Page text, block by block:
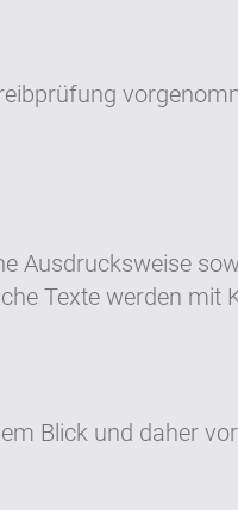
Ausdrucksweise
Texte werden mit
Blick und daher